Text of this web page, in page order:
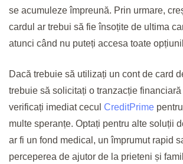
se acumuleze împreună. Prin urmare,
cardul ar trebui să fie însoțite de ultima
atunci când nu puteți accesa toate
Dacă trebuie să utilizați un cont de card
trebuie să solicitați o tranzacție
verificați imediat cecul CreditPrime
multe speranțe. Optați pentru alte soluții
ar fi un fond medical, un împrumut rapid
perceperea de ajutor de la prieteni și